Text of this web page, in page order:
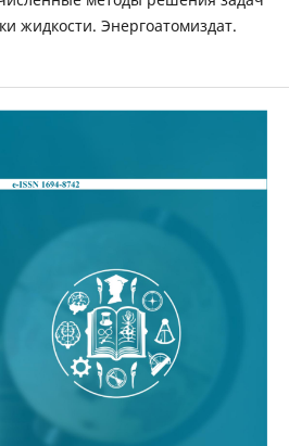
жидкости. Энергоатомиздат.